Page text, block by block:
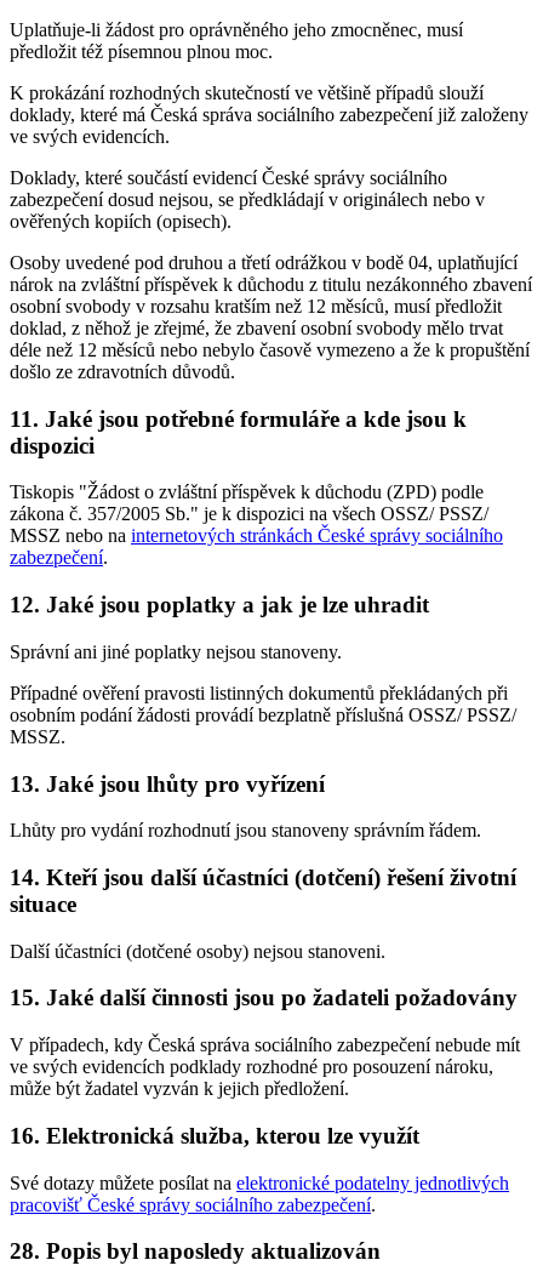
Uplatňuje-li žádost pro oprávněného jeho zmocněnec, musí
předložit též písemnou plnou moc.
K prokázání rozhodných skutečností ve většině případů slouží
doklady, které má Česká správa sociálního zabezpečení již založeny
ve svých evidencích.
Doklady, které součástí evidencí České správy sociálního
zabezpečení dosud nejsou, se předkládají v originálech nebo v
ověřených kopiích (opisech).
Osoby uvedené pod druhou a třetí odrážkou v bodě 04, uplatňující
nárok na zvláštní příspěvek k důchodu z titulu nezákonného zbavení
osobní svobody v rozsahu kratším než 12 měsíců, musí předložit
doklad, z něhož je zřejmé, že zbavení osobní svobody mělo trvat
déle než 12 měsíců nebo nebylo časově vymezeno a že k propuštění
došlo ze zdravotních důvodů.
11. Jaké jsou potřebné formuláře a kde jsou k
dispozici
Tiskopis "Žádost o zvláštní příspěvek k důchodu (ZPD) podle
zákona č. 357/2005 Sb." je k dispozici na všech OSSZ/ PSSZ/
MSSZ nebo na internetových stránkách České správy sociálního
zabezpečení.
12. Jaké jsou poplatky a jak je lze uhradit
Správní ani jiné poplatky nejsou stanoveny.
Případné ověření pravosti listinných dokumentů překládaných při
osobním podání žádosti provádí bezplatně příslušná OSSZ/ PSSZ/
MSSZ.
13. Jaké jsou lhůty pro vyřízení
Lhůty pro vydání rozhodnutí jsou stanoveny správním řádem.
14. Kteří jsou další účastníci (dotčení) řešení životní
situace
Další účastníci (dotčené osoby) nejsou stanoveni.
15. Jaké další činnosti jsou po žadateli požadovány
V případech, kdy Česká správa sociálního zabezpečení nebude mít
ve svých evidencích podklady rozhodné pro posouzení nároku,
může být žadatel vyzván k jejich předložení.
16. Elektronická služba, kterou lze využít
Své dotazy můžete posílat na elektronické podatelny jednotlivých
pracovišť České správy sociálního zabezpečení.
28. Popis byl naposledy aktualizován